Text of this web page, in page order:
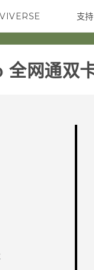
VIVERSE 支
在
网通双